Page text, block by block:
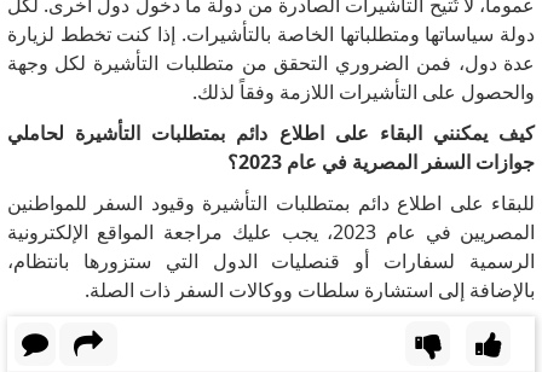
دولة سياساتها ومتطلباتها الخاصة بالتأشيرات. إذا كنت تخطط لزيارة
عدة دول، فمن الضروري التحقق من متطلبات التأشيرة لكل وجهة
والحصول على التأشيرات اللازمة وفقاً لذلك.
كيف يمكنني البقاء على اطلاع دائم بمتطلبات التأشيرة لحاملي
جوازات السفر المصرية في عام 2023؟
للبقاء على اطلاع دائم بمتطلبات التأشيرة وقيود السفر للمواطنين
المصريين في عام 2023، يجب عليك مراجعة المواقع الإلكترونية
الرسمية لسفارات أو قنصليات الدول التي ستزورها بانتظام،
بالإضافة إلى استشارة سلطات ووكالات السفر ذات الصلة.